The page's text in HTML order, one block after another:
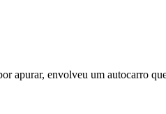
apurar, envolveu um autocarro